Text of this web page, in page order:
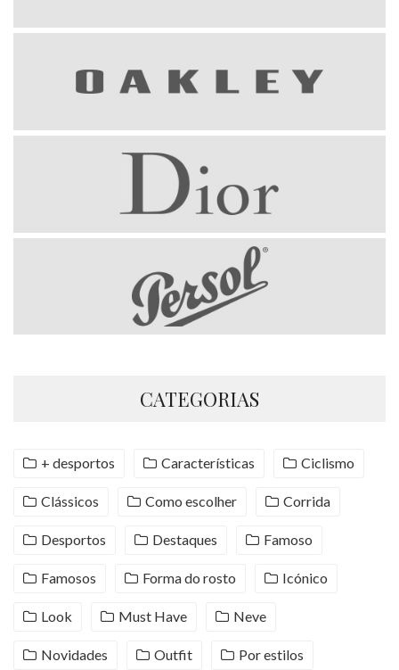
CATEGORIAS
+ desportos Características Ciclismo
Clássicos Como escolher Corrida
Desportos Destaques Famoso
Famosos Forma do rosto Icónico
Look Must Have Neve
Novidades Outfit Por estilos